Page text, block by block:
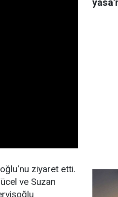
ziyaret etti.
ve Suzan